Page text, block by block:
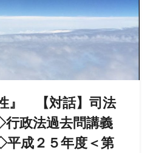
』 【対話】司法
政法過去問講義
平成２５年度＜第